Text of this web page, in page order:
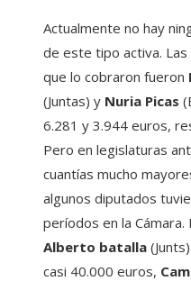
Actualmente no hay
de este tipo activa.
que lo cobraron fueron
(Juntas) y Nuria Picas
6.281 y 3.944 euros,
Pero en legislaturas
cuantías mucho
algunos diputados
períodos en la
Alberto batalla
casi 40.000 euros,